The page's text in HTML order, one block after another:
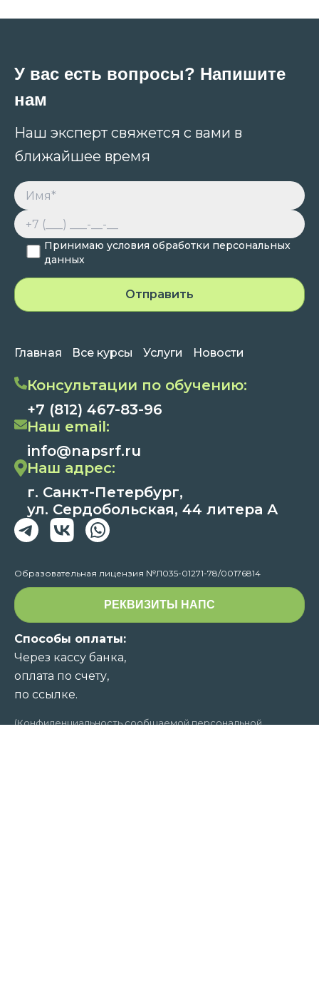
У вас есть вопросы? Напишите
нам
Наш эксперт свяжется с вами в
ближайшее время
Принимаю условия обработки персональных
данных
Главная Все курсы Услуги Новости
Консультации по обучению:
+7 (812) 467-83-96
Наш email:
info@napsrf.ru
Наш адрес:
г. Санкт-Петербург,
ул. Сердобольская, 44 литера А
Образовательная лицензия №Л035-01271-78/00176814
РЕКВИЗИТЫ НАПС
Способы оплаты:
Через кассу банка,
оплата по счету,
по ссылке.
(Конфиденциальность сообщаемой персональной